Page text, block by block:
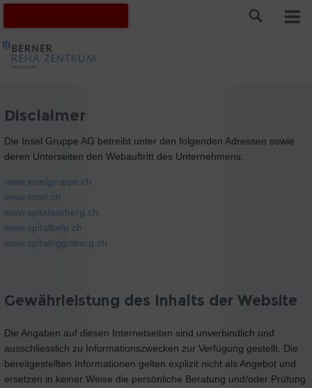
Disclaimer
Die Insel Gruppe AG betreibt unter den folgenden Adressen sowie
deren Unterseiten den Webauftritt des Unternehmens:
www.inselgruppe.ch
www.insel.ch
www.spitalaarberg.ch
www.spitalbelp.ch
www.spitalriggisberg.ch
Gewährleistung des Inhalts der Website
Die Angaben auf diesen Internetseiten sind unverbindlich und
ausschliesslich zu Informationszwecken zur Verfügung gestellt. Die
bereitgestellten Informationen gelten explizit nicht als Angebot und
ersetzen in keiner Weise die persönliche Beratung und/oder Prüfung